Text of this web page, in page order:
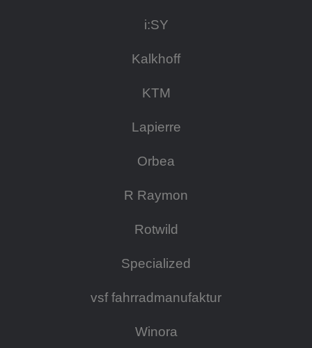
i:SY
Kalkhoff
KTM
Lapierre
Orbea
R Raymon
Rotwild
Specialized
vsf fahrradmanufaktur
Winora